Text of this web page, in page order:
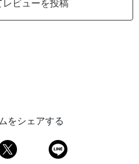
レビューを投稿
をシェアする